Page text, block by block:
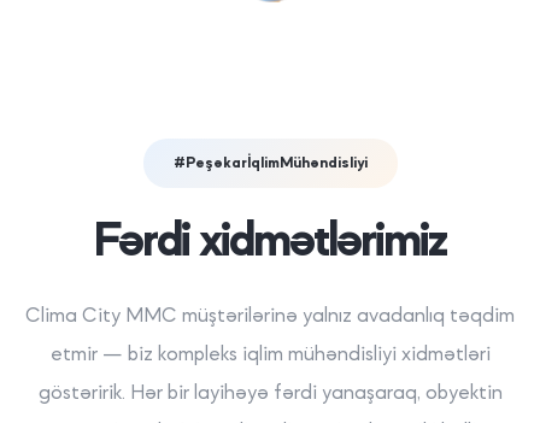
#PeşəkarİqlimMühəndisliyi
Fərdi xidmətlərimiz
Clima City MMC müştərilərinə yalnız avadanlıq təqdim
etmir — biz kompleks iqlim mühəndisliyi xidmətləri
göstəririk. Hər bir layihəyə fərdi yanaşaraq, obyektin